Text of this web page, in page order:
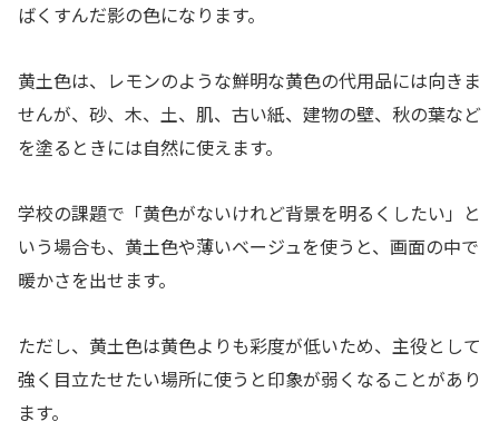
ばくすんだ影の色になります。
黄土色は、レモンのような鮮明な黄色の代用品には向きま
せんが、砂、木、土、肌、古い紙、建物の壁、秋の葉など
を塗るときには自然に使えます。
学校の課題で「黄色がないけれど背景を明るくしたい」と
いう場合も、黄土色や薄いベージュを使うと、画面の中で
暖かさを出せます。
ただし、黄土色は黄色よりも彩度が低いため、主役として
強く目立たせたい場所に使うと印象が弱くなることがあり
ます。